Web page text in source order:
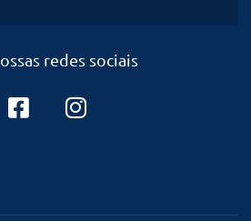
redes sociais